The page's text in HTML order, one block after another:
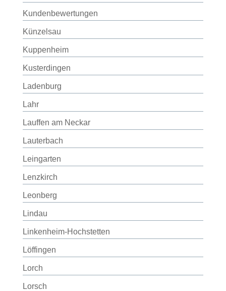
Kundenbewertungen
Künzelsau
Kuppenheim
Kusterdingen
Ladenburg
Lahr
Lauffen am Neckar
Lauterbach
Leingarten
Lenzkirch
Leonberg
Lindau
Linkenheim-Hochstetten
Löffingen
Lorch
Lorsch